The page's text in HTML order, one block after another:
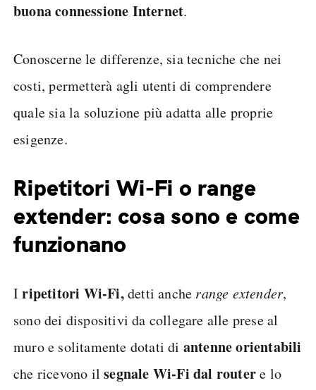
buona connessione Internet.
Conoscerne le differenze, sia tecniche che nei
costi, permetterà agli utenti di comprendere
quale sia la soluzione più adatta alle proprie
esigenze.
Ripetitori Wi-Fi o range
extender: cosa sono e come
funzionano
Iripetitori Wi-Fi,detti anche range extender,
sono dei dispositivi da collegare alle prese al
muro e solitamente dotati di antenne orientabili
che ricevono ilsegnale Wi-Fi dal routere lo